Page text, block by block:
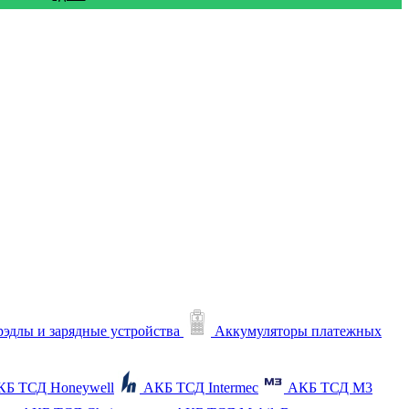
и зарядные устройства
Аккумуляторы платежных
ТСД Honeywell АКБ ТСД Intermec
АКБ ТСД M3